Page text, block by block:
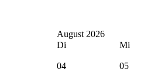
August 2026
Di Mi
04 05